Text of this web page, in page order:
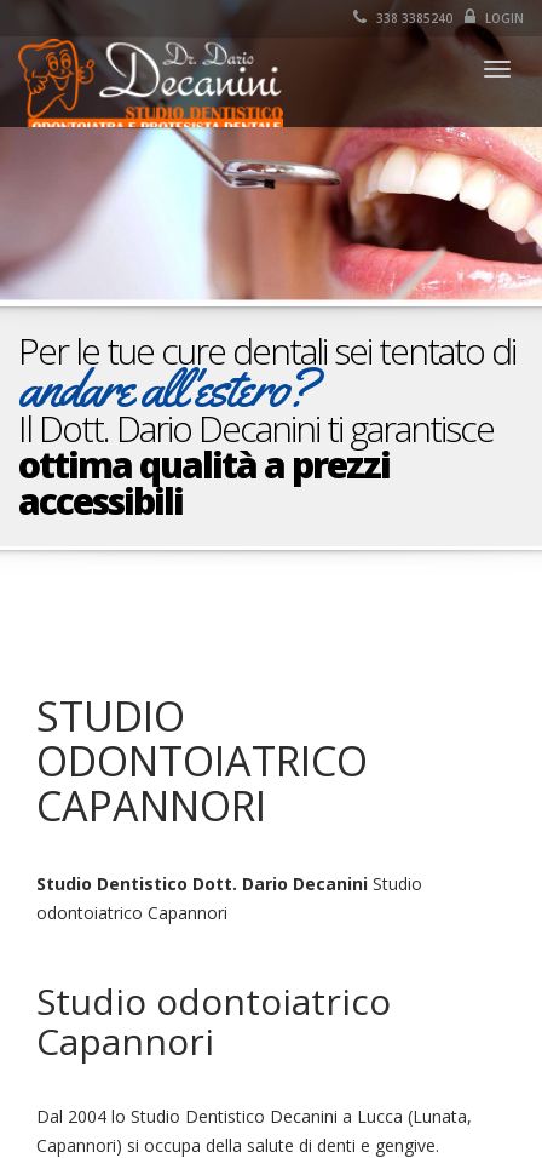
338 3385240 LOGIN
Per le tue cure dentali sei tentato di
andare all'estero?
Il Dott. Dario Decanini ti garantisce
ottima qualità a prezzi
accessibili
STUDIO
ODONTOIATRICO
CAPANNORI
Studio Dentistico Dott. Dario Decanini Studio
odontoiatrico Capannori
Studio odontoiatrico
Capannori
Dal 2004 lo Studio Dentistico Decanini a Lucca (Lunata,
Capannori) si occupa della salute di denti e gengive.